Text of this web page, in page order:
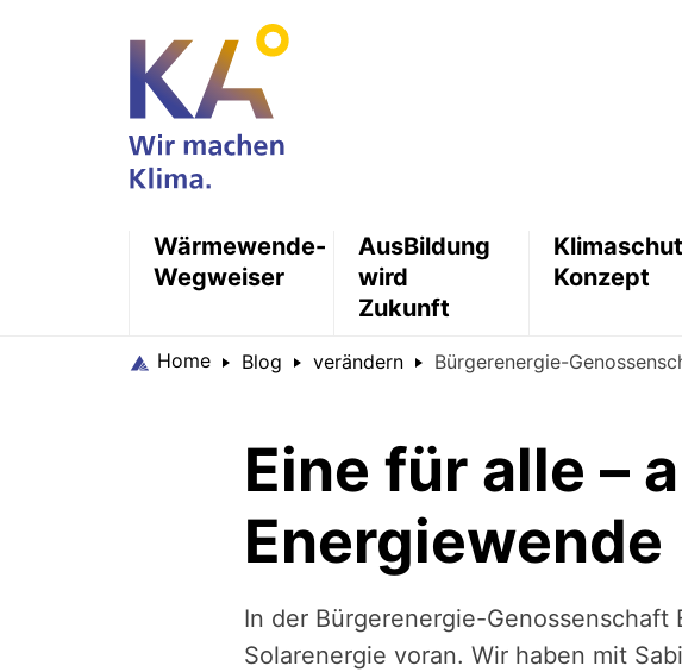
Wärmewende-
Wegweiser
AusBildung
wird
Zukunft
Konzept
Home Blog verändern Bürgerenergie-
Eine für alle –
Energiewende
In der Bürgerenergie-Genossenschaft
Solarenergie voran. Wir haben mit